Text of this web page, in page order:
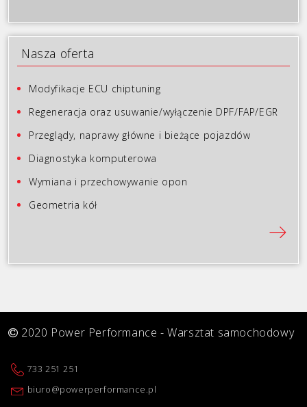
Nasza oferta
Modyfikacje ECU chiptuning
Regeneracja oraz usuwanie/wyłączenie DPF/FAP/EGR
Przeglądy, naprawy główne i bieżące pojazdów
Diagnostyka komputerowa
Wymiana i przechowywanie opon
Geometria kół
2020 Power Performance - Warsztat samochodowy
733 251 251
biuro@powerperformance.pl